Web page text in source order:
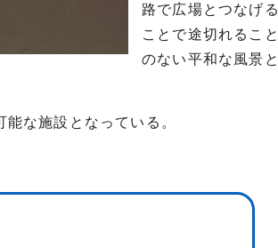
路で広場とつなげる
ことで途切れること
のない平和な風景と
な施設となっている。